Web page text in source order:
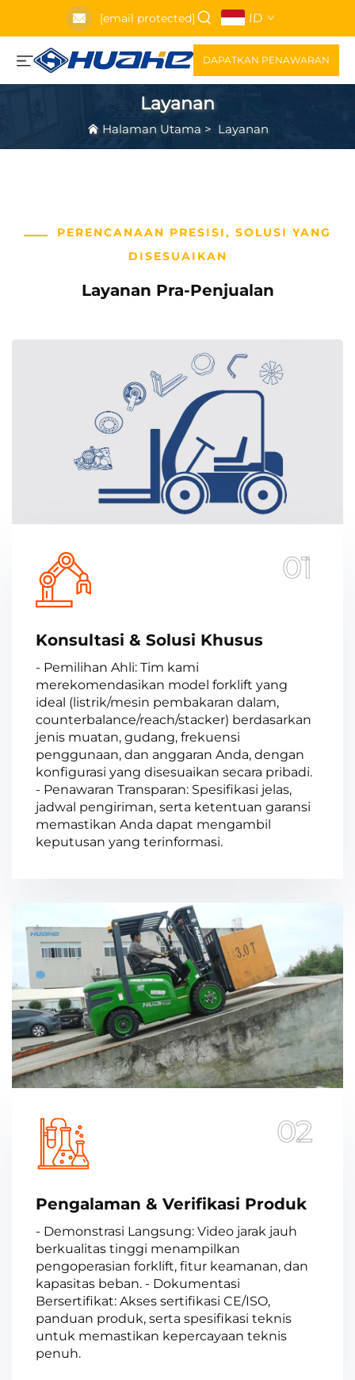
[email protected] ID
DAPATKAN PENAWARAN
Layanan
Halaman Utama> Layanan
PERENCANAAN PRESISI, SOLUSI YANG
DISESUAIKAN
Layanan Pra-Penjualan
01
Konsultasi & Solusi Khusus
- Pemilihan Ahli: Tim kami
merekomendasikan model forklift yang
ideal (listrik/mesin pembakaran dalam,
counterbalance/reach/stacker) berdasarkan
jenis muatan, gudang, frekuensi
penggunaan, dan anggaran Anda, dengan
konfigurasi yang disesuaikan secara pribadi.
- Penawaran Transparan: Spesifikasi jelas,
jadwal pengiriman, serta ketentuan garansi
memastikan Anda dapat mengambil
keputusan yang terinformasi.
02
Pengalaman & Verifikasi Produk
- Demonstrasi Langsung: Video jarak jauh
berkualitas tinggi menampilkan
pengoperasian forklift, fitur keamanan, dan
kapasitas beban. - Dokumentasi
Bersertifikat: Akses sertifikasi CE/ISO,
panduan produk, serta spesifikasi teknis
untuk memastikan kepercayaan teknis
penuh.